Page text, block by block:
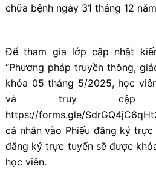
chữa bệnh ngày 31 tháng 12
Để tham gia lớp cập nhật
“Phương pháp truyền thông,
khóa 05 tháng 5/2025, học
và truy cập
https://forms.gle/
cá nhân vào Phiếu đăng ký
đăng ký trực tuyến sẽ được
học viên.